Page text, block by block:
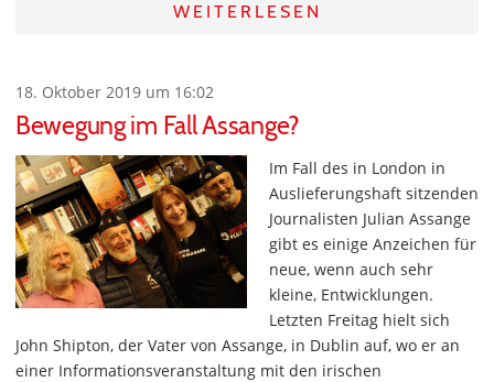
WEITERLESEN
18. Oktober 2019 um 16:02
Bewegung im Fall Assange?
Im Fall des in London in
Auslieferungshaft sitzenden
Journalisten Julian Assange
gibt es einige Anzeichen für
neue, wenn auch sehr
kleine, Entwicklungen.
Letzten Freitag hielt sich
John Shipton, der Vater von Assange, in Dublin auf, wo er an
einer Informationsveranstaltung mit den irischen